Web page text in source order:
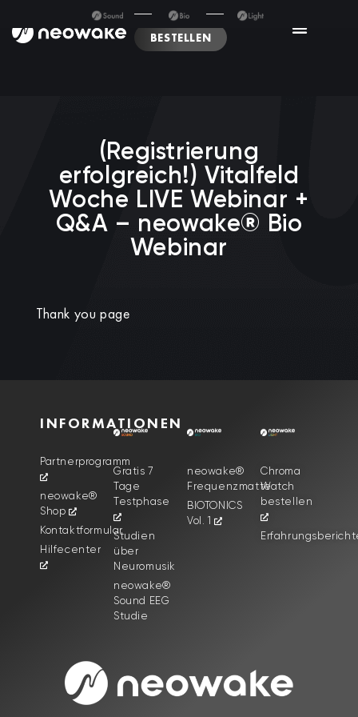
BESTELLEN
(Registrierung
erfolgreich!) Vitalfeld
Woche LIVE Webinar +
Q&A – neowake® Bio
Webinar
Thank you page
INFORMATIONEN
Partnerprogramm
neowake®
Shop
Kontaktformular
Hilfecenter
Gratis 7
Tage
Testphase
Studien
über
Neuromusik
neowake®
Sound EEG
Studie
neowake®
Frequenzmatte
BIOTONICS
Vol. 1
Chroma
Watch
bestellen